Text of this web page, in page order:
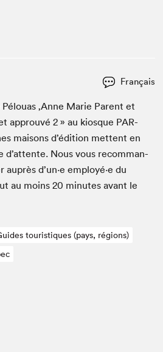
Français
Pélouas‚Anne Marie Par­ent et
approu­vé2 » au kiosque PAR­
maisons d’édi­tion met­tent en
d’at­tente. Nous vous recom­man­
d’un·e employé·e du
au moins20 min­utes avant le
touristiques (pays, régions)